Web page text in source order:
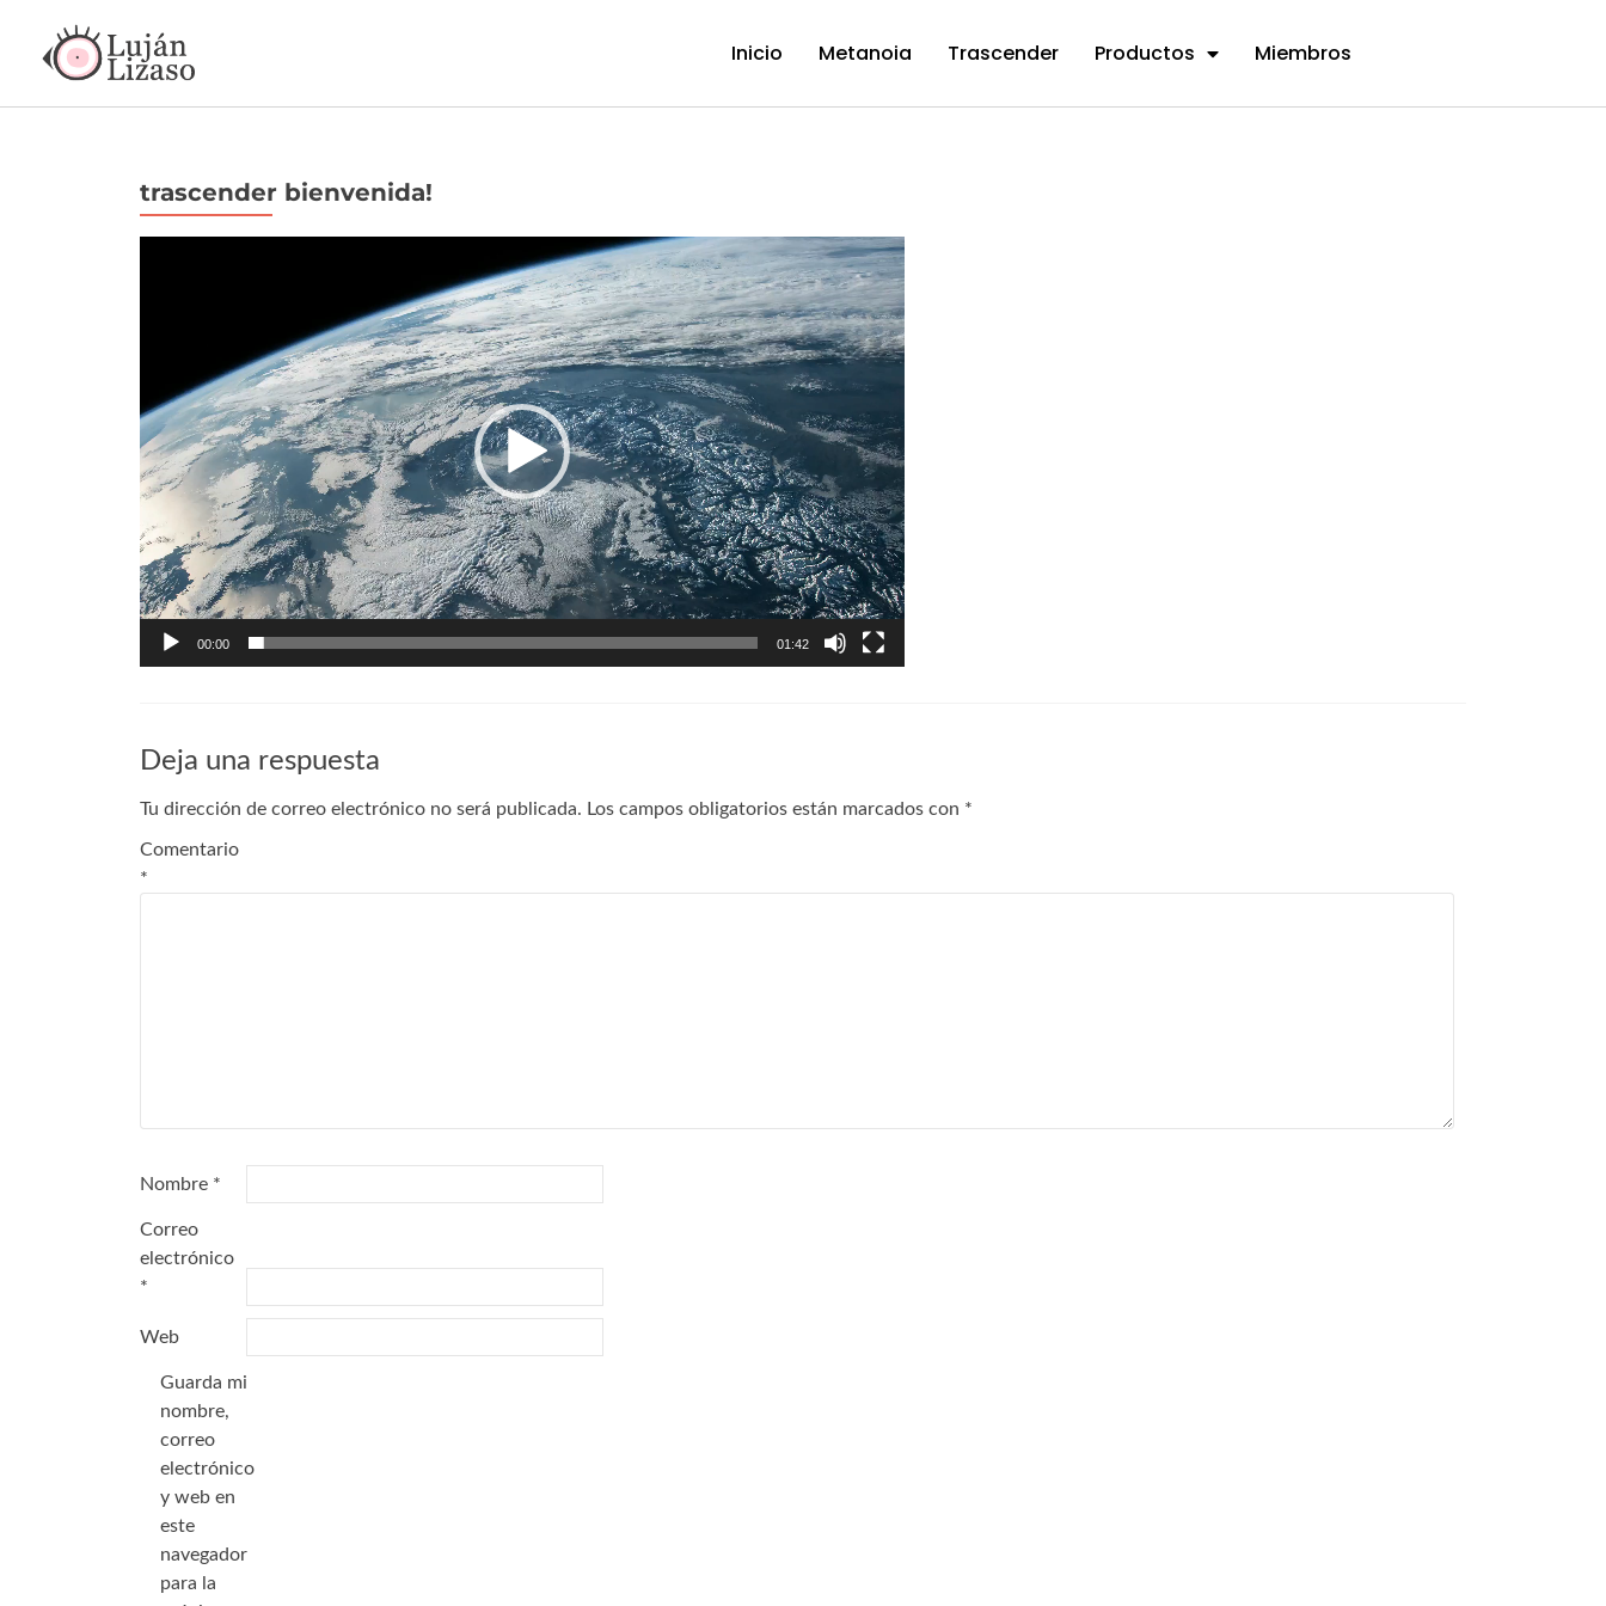
Inicio Metanoia Trascender Productos Miembros
trascender bienvenida!
00:00 01:42
Deja una respuesta
Tu dirección de correo electrónico no será publicada. Los campos obligatorios están marcados con *
Comentario
*
Nombre *
Correo
electrónico
*
Web
Guarda mi
nombre,
correo
electrónico
y web en
este
navegador
para la